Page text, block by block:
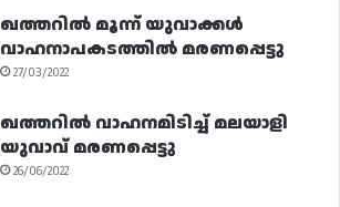
ഖത്തറിൽ മൂന്ന് യുവാക്കൾ
വാഹനാപകടത്തിൽ മരണപ്പെട്ടു
27/03/2022
ഖത്തറിൽ വാഹനമിടിച്ച് മലയാളി
യുവാവ് മരണപ്പെട്ടു
26/06/2022